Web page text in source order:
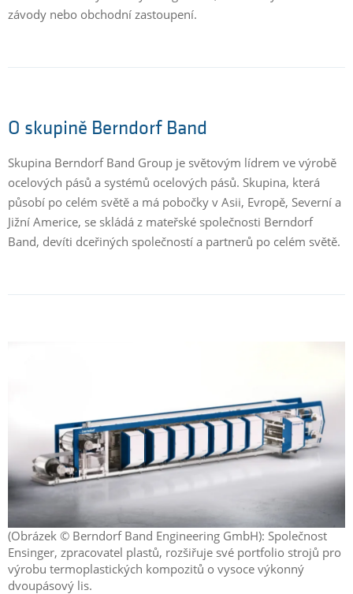
závody nebo obchodní zastoupení.
O skupině Berndorf Band
Skupina Berndorf Band Group je světovým lídrem ve výrobě
ocelových pásů a systémů ocelových pásů. Skupina, která
působí po celém světě a má pobočky v Asii, Evropě, Severní a
Jižní Americe, se skládá z mateřské společnosti Berndorf
Band, devíti dceřiných společností a partnerů po celém světě.
(Obrázek © Berndorf Band Engineering GmbH): Společnost
Ensinger, zpracovatel plastů, rozšiřuje své portfolio strojů pro
výrobu termoplastických kompozitů o vysoce výkonný
dvoupásový lis.